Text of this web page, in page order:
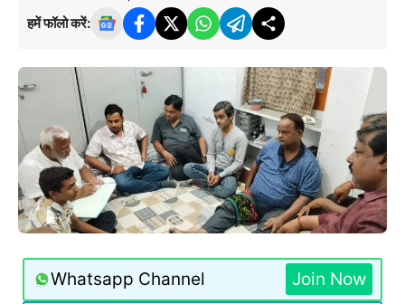
हमें फॉलो करें:
Whatsapp Channel Join Now